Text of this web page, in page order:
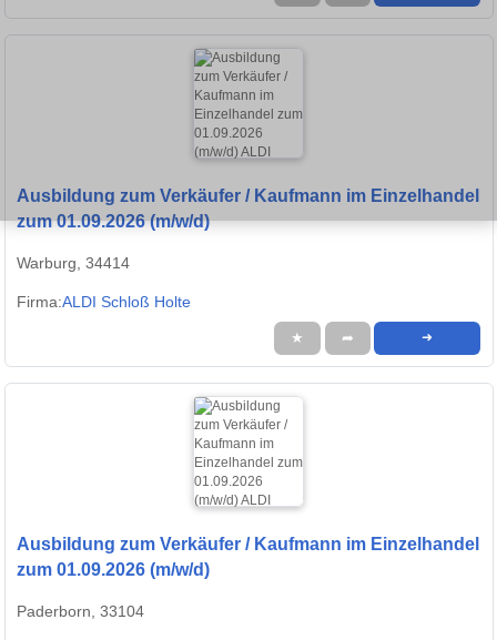
Ausbildung zum Verkäufer / Kaufmann im Einzelhandel
zum 01.09.2026 (m/w/d)
Warburg, 34414
Firma:ALDI Schloß Holte
★ ➦ ➜
Ausbildung zum Verkäufer / Kaufmann im Einzelhandel
zum 01.09.2026 (m/w/d)
Paderborn, 33104